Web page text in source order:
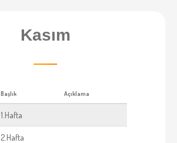
Kasım
Başlık Açıklama
1.Hafta
2.Hafta